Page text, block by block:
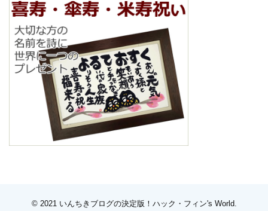
© 2021 いんちきブログの決定版！ハック・フィン's World